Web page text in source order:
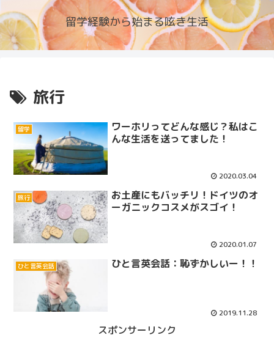
留学経験から始まる呟き生活
旅行
留学
ワーホリってどんな感じ？私はこ
んな生活を送ってました！
2020.03.04
旅行
お土産にもバッチリ！ドイツのオ
ーガニックコスメがスゴイ！
2020.01.07
ひと言英会話 ひと言英会話：恥ずかしいー！！
2019.11.28
スポンサーリンク